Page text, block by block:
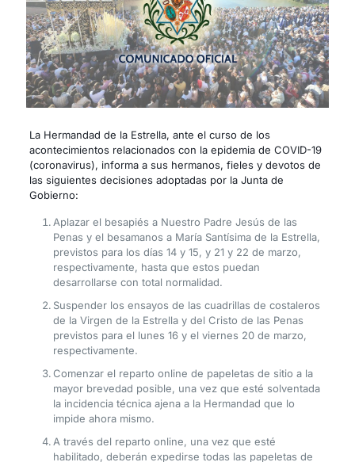
La Hermandad de la Estrella, ante el curso de los
acontecimientos relacionados con la epidemia de COVID-19
(coronavirus), informa a sus hermanos, fieles y devotos de
las siguientes decisiones adoptadas por la Junta de
Gobierno:
Aplazar el besapiés a Nuestro Padre Jesús de las
Penas y el besamanos a María Santísima de la Estrella,
previstos para los días 14 y 15, y 21 y 22 de marzo,
respectivamente, hasta que estos puedan
desarrollarse con total normalidad.
Suspender los ensayos de las cuadrillas de costaleros
de la Virgen de la Estrella y del Cristo de las Penas
previstos para el lunes 16 y el viernes 20 de marzo,
respectivamente.
Comenzar el reparto online de papeletas de sitio a la
mayor brevedad posible, una vez que esté solventada
la incidencia técnica ajena a la Hermandad que lo
impide ahora mismo.
A través del reparto online, una vez que esté
habilitado, deberán expedirse todas las papeletas de